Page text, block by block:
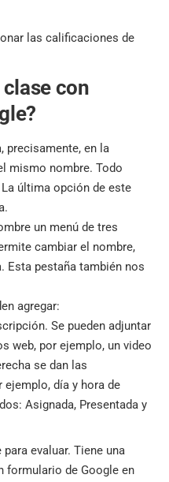
las calificaciones de
con
precisamente, en la
mismo nombre. Todo
última opción de este
un menú de tres
cambiar el nombre,
Esta pestaña también nos
agregar:
Se pueden adjuntar
web, por ejemplo, un video
se dan las
día y hora de
Asignada, Presentada y
para evaluar. Tiene una
formulario de Google en